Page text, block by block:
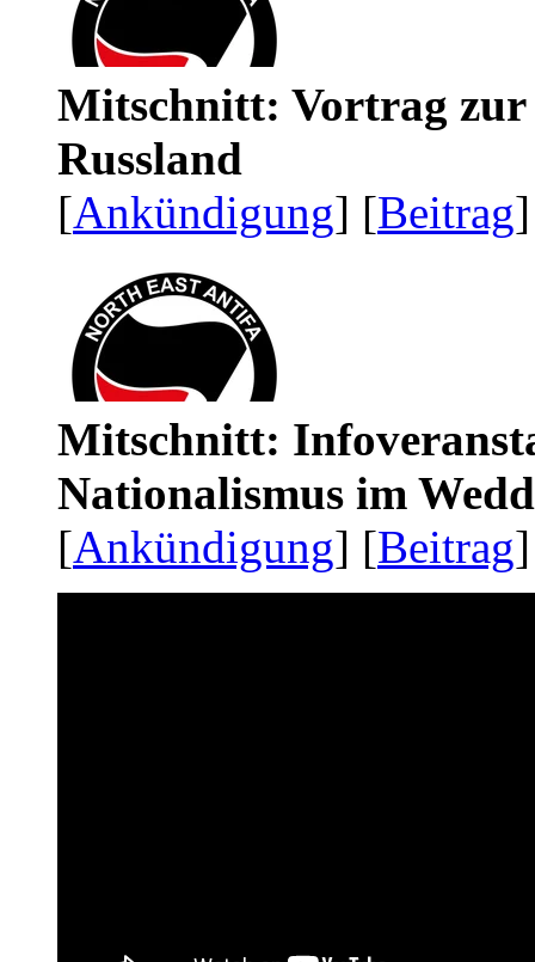
Mitschnitt: Vortrag zur
Russland
[Ankündigung] [Beitrag
Mitschnitt:
Nationalismus im
[Ankündigung] [Beitrag